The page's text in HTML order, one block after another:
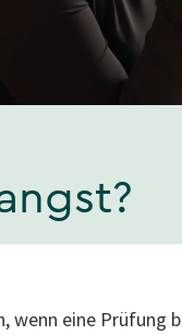
wenn eine